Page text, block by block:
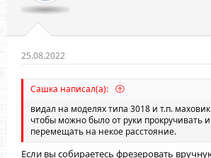
н
о
л
о
н
о
л
25.08.2022
Сашка написал(а):
видал на моделях типа 3018 и т.п.
чтобы можно было от руки прокручивать
перемещать на некое расстояние.
Если вы собираетесь фрезеровать